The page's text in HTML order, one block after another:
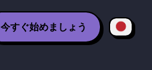
今すぐ始めましょう